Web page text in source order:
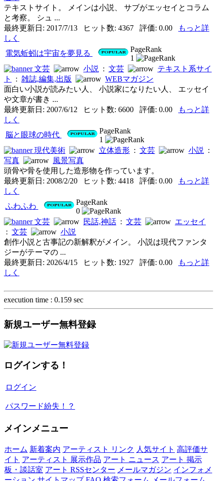
テキストサイト。 メインは小説、 サブがエッセイとコラム
と考察。 シュ ...
最終更新日: 2017/7/13 ヒット数: 4367 評価: 0.00
もっと詳
しく
電気蚯蚓は宇宙を夢見る
PageRank
1
文芸
小説 : 文芸
テキスト系サイ
ト
: 雑誌,編集,出版
WEBマガジン
面白い小説が読みたい人、 小説家になりたい人、 エッセイ
や文章が書き ...
最終更新日: 2007/6/12 ヒット数: 6600 評価: 0.00
もっと詳
しく
脳と眼球の時代
PageRank
1
現代美術
立体造形 : 文芸 小説
:
写真
風景写真
頭骨や骨を使用した造形物を作っています。
最終更新日: 2008/2/20 ヒット数: 4418 評価: 0.00
もっと詳
しく
ふわふわ
PageRank
0
文芸
民話,神話 : 文芸
エッセイ
: 文芸
小説
創作小説と古事記の新解釈がメイン。 小説は現代ファンタ
ジーがテーマの ...
最終更新日: 2026/4/15 ヒット数: 1927 評価: 0.00
もっと詳
しく
execution time : 0.159 sec
新規ユーザー無料登録
ログインする！
ログイン
パスワード紛失！？
メインメニュー
ホーム 新着案内 アーティスト リンク 人気サイト 高評価サ
イト アーティスト 展示作品 アート ニュース アート 掲示
板・談話室 アート RSSセンター メールマガジン インフォメ